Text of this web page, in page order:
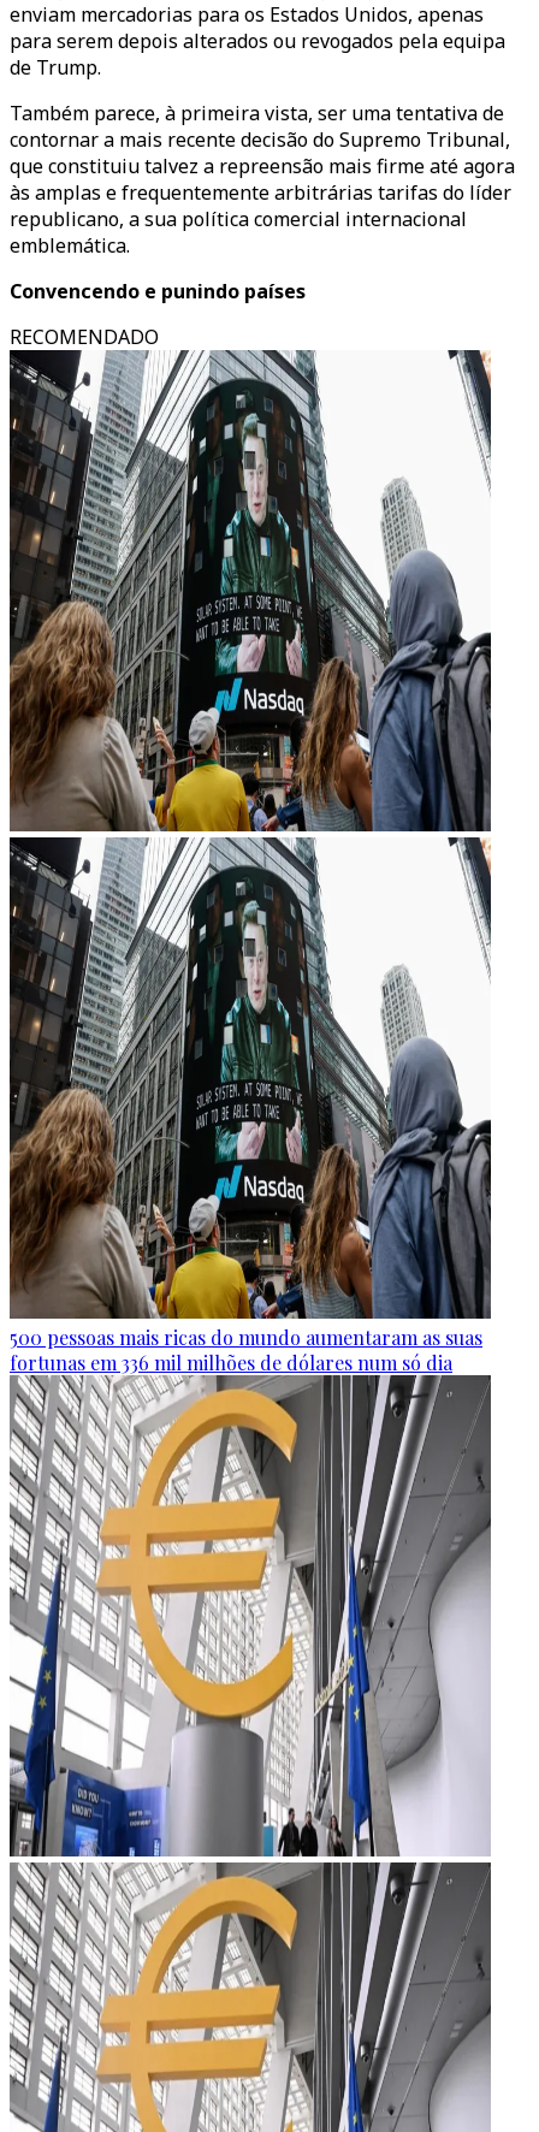
enviam mercadorias para os Estados Unidos, apenas
para serem depois alterados ou revogados pela equipa
de Trump.
Também parece, à primeira vista, ser uma tentativa de
contornar a mais recente decisão do Supremo Tribunal,
que constituiu talvez a repreensão mais firme até agora
às amplas e frequentemente arbitrárias tarifas do líder
republicano, a sua política comercial internacional
emblemática.
Convencendo e punindo países
RECOMENDADO
500 pessoas mais ricas do mundo aumentaram as suas
fortunas em 336 mil milhões de dólares num só dia